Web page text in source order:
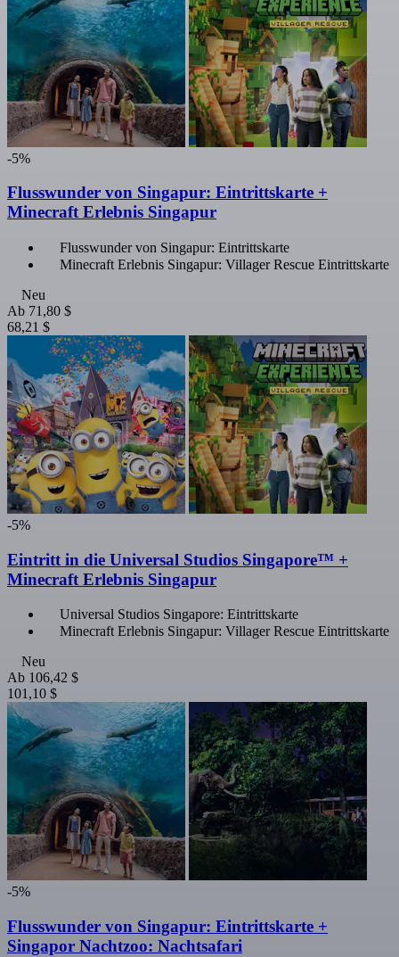
-5%
Flusswunder von Singapur: Eintrittskarte +
Minecraft Erlebnis Singapur
Flusswunder von Singapur: Eintrittskarte
Minecraft Erlebnis Singapur: Villager Rescue Eintrittskarte
Neu
Ab 71,80 $
68,21 $
-5%
Eintritt in die Universal Studios Singapore™ +
Minecraft Erlebnis Singapur
Universal Studios Singapore: Eintrittskarte
Minecraft Erlebnis Singapur: Villager Rescue Eintrittskarte
Neu
Ab 106,42 $
101,10 $
-5%
Flusswunder von Singapur: Eintrittskarte +
Singapor Nachtzoo: Nachtsafari